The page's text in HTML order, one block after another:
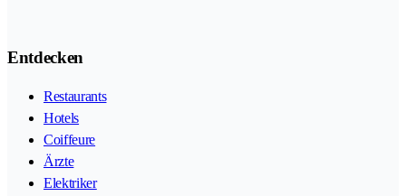
Entdecken
Restaurants
Hotels
Coiffeure
Ärzte
Elektriker